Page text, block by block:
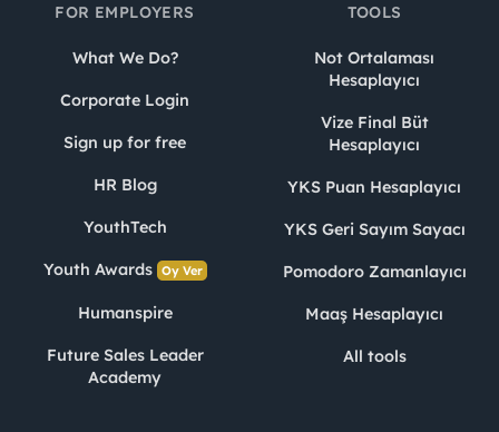
FOR EMPLOYERS
What We Do?
Corporate Login
Sign up for free
HR Blog
YouthTech
Youth Awards Oy Ver
Humanspire
Future Sales Leader
Academy
TOOLS
Not Ortalaması
Hesaplayıcı
Vize Final Büt
Hesaplayıcı
YKS Puan Hesaplayıcı
YKS Geri Sayım Sayacı
Pomodoro Zamanlayıcı
Maaş Hesaplayıcı
All tools